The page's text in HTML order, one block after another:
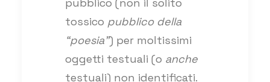
pubblico (non il solito
tossico pubblico della
“poesia”) per moltissimi
oggetti testuali (o anche
testuali) non identificati.